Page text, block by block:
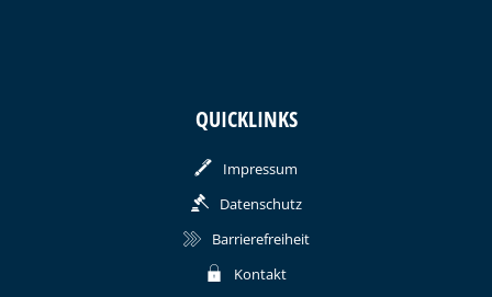
QUICKLINKS
Impressum
Datenschutz
Barrierefreiheit
Kontakt